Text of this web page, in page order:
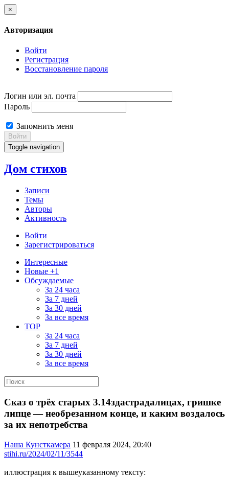
×
Авторизация
Войти
Регистрация
Восстановление пароля
Логин или эл. почта
Пароль
Запомнить меня
Войти
Toggle navigation
Дом стихов
Записи
Темы
Авторы
Активность
Войти
Зарегистрироваться
Интересные
Новые +1
Обсуждаемые
За 24 часа
За 7 дней
За 30 дней
За все время
TOP
За 24 часа
За 7 дней
За 30 дней
За все время
Сказ о трёх старых 3.14здастрадалицах, гришке
липце — необрезанном конце, и каким воздалось
за их непотребства
Наша Кунсткамера 11 февраля 2024, 20:40
stihi.ru/2024/02/11/3544
иллюстрация к вышеуказанному тексту: